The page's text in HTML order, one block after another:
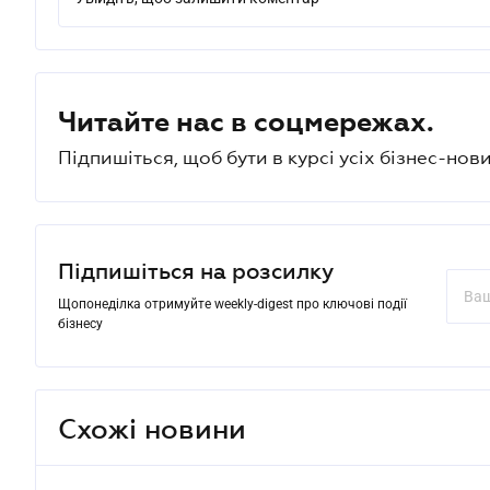
Читайте нас в соцмережах.
Підпишіться, щоб бути в курсі усіх бізнес-
Підпишіться на розсилку
Щопонеділка отримуйте weekly-digest про ключові події
бізнесу
Схожі новини